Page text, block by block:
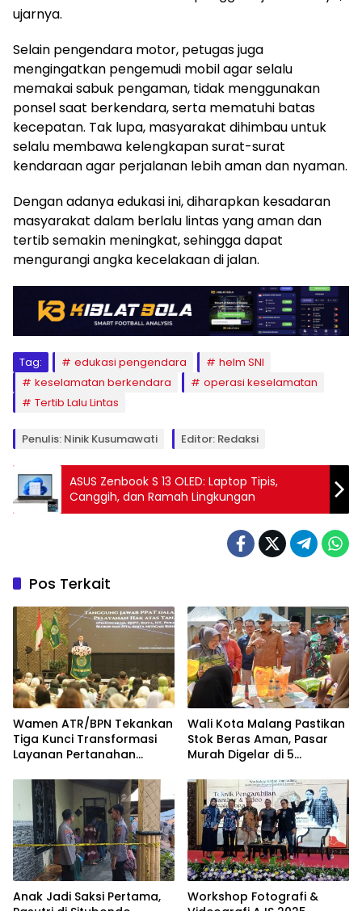
ujarnya.
Selain pengendara motor, petugas juga
mengingatkan pengemudi mobil agar selalu
memakai sabuk pengaman, tidak menggunakan
ponsel saat berkendara, serta mematuhi batas
kecepatan. Tak lupa, masyarakat dihimbau untuk
selalu membawa kelengkapan surat-surat
kendaraan agar perjalanan lebih aman dan nyaman.
Dengan adanya edukasi ini, diharapkan kesadaran
masyarakat dalam berlalu lintas yang aman dan
tertib semakin meningkat, sehingga dapat
mengurangi angka kecelakaan di jalan.
Tag: edukasi pengendara
helm SNI
keselamatan berkendara
operasi keselamatan
Tertib Lalu Lintas
Penulis: Ninik Kusumawati Editor: Redaksi
ASUS Zenbook S 13 OLED: Laptop Tipis,
Canggih, dan Ramah Lingkungan
Pos Terkait
Wamen ATR/BPN Tekankan
Tiga Kunci Transformasi
Layanan Pertanahan
IPPAT
Wali Kota Malang Pastikan
Stok Beras Aman, Pasar
Murah Digelar di 5
Anak Jadi Saksi Pertama,
Workshop Fotografi &